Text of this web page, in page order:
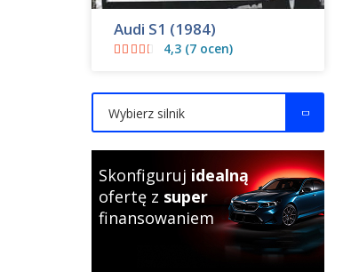
Audi S1 (1984)
4,3 (7 ocen)
Wybierz silnik
Skonfiguruj idealną
ofertę z super
finansowaniem